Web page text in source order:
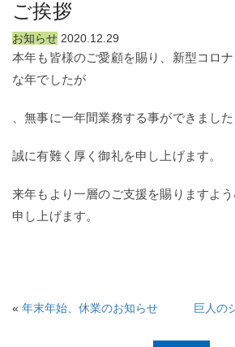
ご挨拶
お知らせ 2020.12.29
本年も皆様のご愛顧を賜り、新型コロ
な年でしたが
、無事に一年間業務する事ができました
誠に有難く厚く御礼を申し上げます。
来年もより一層のご支援を賜りますよ
申し上げます。
« 年末年始、休業のお知らせ 巨人の